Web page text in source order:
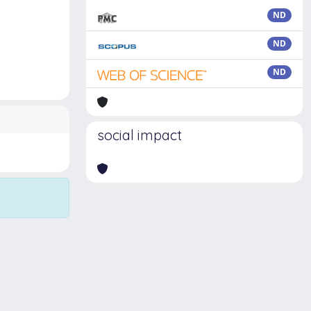
ND
ND
ND
social impact